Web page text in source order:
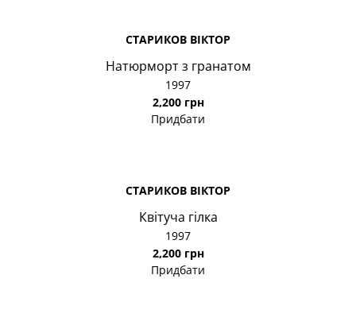
СТАРИКОВ ВІКТОР
Натюрморт з гранатом
1997
2,200 грн
Придбати
СТАРИКОВ ВІКТОР
Квітуча гілка
1997
2,200 грн
Придбати